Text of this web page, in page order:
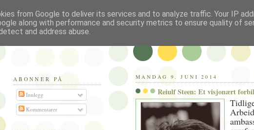
MANDAG 9. JUNI 2014
Reiulf Steen: Et visjonært
Politikus
ABONNER PÅ
Innlegg
Kommentarer
from Google to deliver its services and to analyze traffic. Your IP
along with performance and security metrics to ensure quality of
and address abuse.